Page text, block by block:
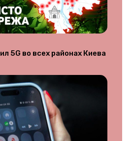
5G во всех районах Киева